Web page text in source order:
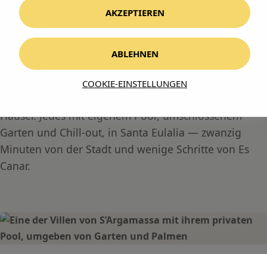
Mehr als eine Insel. Ein ganzes Haus für
die Ihren.
WO ÜBERNACHTEN
Unsere Villen auf Ibiza
Häuser. Jedes mit eigenem Pool, umschlossenem
Garten und Chill-out, in Santa Eulalia — zwanzig
Minuten von der Stadt und wenige Schritte von Es
Canar.
COOKIE-EINSTELLUNGEN
ABLEHNEN
AKZEPTIEREN